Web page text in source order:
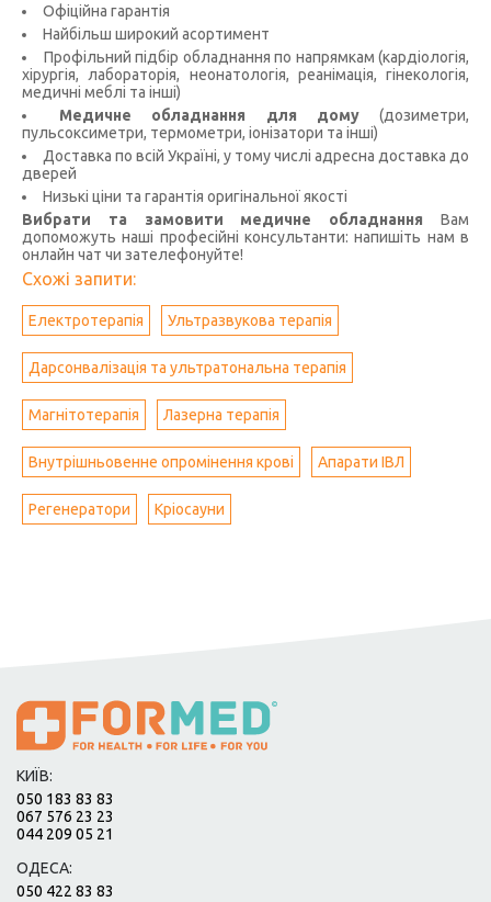
Офіційна гарантія
Найбільш широкий асортимент
Профільний підбір обладнання по напрямкам (кардіологія,
хірургія, лабораторія, неонатологія, реанімація, гінекологія,
медичні меблі та інші)
Медичне обладнання для дому(дозиметри,
пульсоксиметри, термометри, іонізатори та інші)
Доставка по всій Україні, у тому числі адресна доставка до
дверей
Низькі ціни та гарантія оригінальної якості
Вибрати та замовити медичне обладнання Вам
допоможуть наші професійні консультанти: напишіть нам в
онлайн чат чи зателефонуйте!
Схожі запити:
Електротерапія Ультразвукова терапія
Дарсонвалізація та ультратональна терапія
Магнітотерапія Лазерна терапія
Внутрішньовенне опромінення крові Апарати ІВЛ
Регенератори Кріосауни
КИЇВ:
050 183 83 83
067 576 23 23
044 209 05 21
ОДЕСА:
050 422 83 83